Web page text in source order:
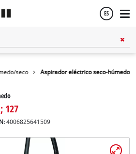
ES
seco Aspirador eléctrico seco-húmedo
127
4006825641509